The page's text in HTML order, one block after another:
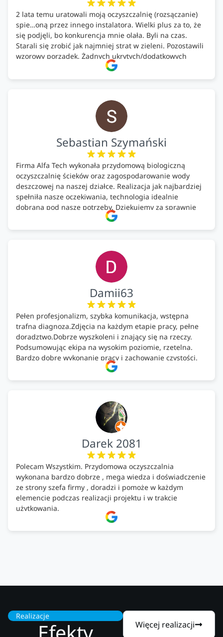
2 lata temu uratowali moją oczyszczalnię (rozsączanie)
spie…oną przez innego instalatora. Wielki plus za to, że
się podjęli, bo konkurencja mnie olała. Byli na czas.
Starali się zrobić jak najmniej strat w zieleni. Pozostawili
wzorowy porządek. Żadnych ukrytych/dodatkowych
kosztów. Zaskoczenie. Kontakt bardzo OK. Obsługa
pomontażowa również OK. A ich środki do oczyszczalni –
Sebastian Szymański
Firma Alfa Tech wykonała przydomową biologiczną
oczyszczalnię ścieków oraz zagospodarowanie wody
deszczowej na naszej działce. Realizacja jak najbardziej
spełniła nasze oczekiwania, technologia idealnie
dobrana pod nasze potrzeby. Dziękujemy za sprawnie
wykonany montaż w świetnej atmosferze! Polecam!
Damii63
Pełen profesjonalizm, szybka komunikacja, wstępna
trafna diagnoza.Zdjęcia na każdym etapie pracy, pełne
doradztwo.Dobrze wyszkoleni i znający się na rzeczy.
Podsumowując ekipa na wysokim poziomie, rzetelna.
Bardzo dobre wykonanie pracy i zachowanie czystości.
Darek 2081
Polecam Wszystkim. Przydomowa oczyszczalnia
wykonana bardzo dobrze , mega wiedza i doświadczenie
ze strony szefa firmy , doradzi i pomoże w każdym
elemencie podczas realizacji projektu i w trakcie
użytkowania.
Firma godna zaufania. Tak trzymać!
Realizacje
Więcej realizacji